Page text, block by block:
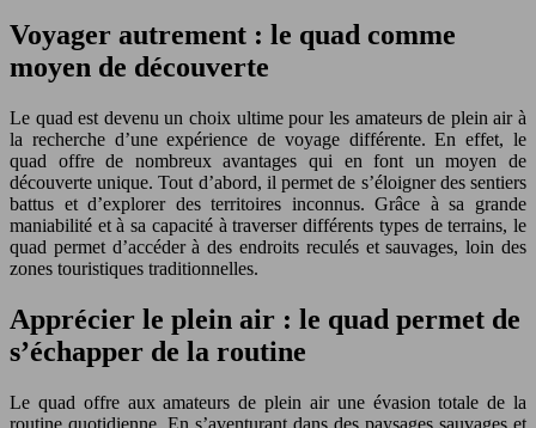
Voyager autrement : le quad comme
moyen de découverte
Le quad est devenu un choix ultime pour les amateurs de plein air à
la recherche d’une expérience de voyage différente. En effet, le
quad offre de nombreux avantages qui en font un moyen de
découverte unique. Tout d’abord, il permet de s’éloigner des sentiers
battus et d’explorer des territoires inconnus. Grâce à sa grande
maniabilité et à sa capacité à traverser différents types de terrains, le
quad permet d’accéder à des endroits reculés et sauvages, loin des
zones touristiques traditionnelles.
Apprécier le plein air : le quad permet de
s’échapper de la routine
Le quad offre aux amateurs de plein air une évasion totale de la